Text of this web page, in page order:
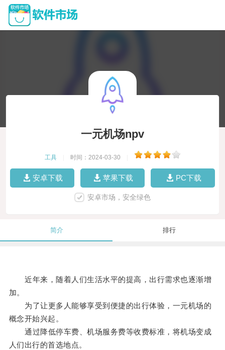
一元机场npv
工具 时间：2024-03-30
安卓下载 苹果下载 PC下载
安卓市场，安全绿色
简介 排行
近年来，随着人们生活水平的提高，出行需求也逐渐增
加。
为了让更多人能够享受到便捷的出行体验，一元机场的
概念开始兴起。
通过降低停车费、机场服务费等收费标准，将机场变成
人们出行的首选地点。